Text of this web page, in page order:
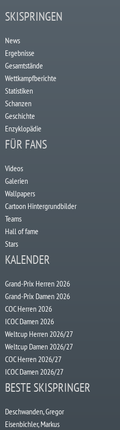
SKISPRINGEN
News
Ergebnisse
Gesamtstände
Wettkampfberichte
Statistiken
Schanzen
Geschichte
Enzyklopädie
FÜR FANS
Videos
Galerien
Wallpapers
Cartoon Hintergrundbilder
Teams
Hall of fame
Stars
KALENDER
Grand-Prix Herren 2026
Grand-Prix Damen 2026
COC Herren 2026
ICOC Damen 2026
Weltcup Herren 2026/27
Weltcup Damen 2026/27
COC Herren 2026/27
ICOC Damen 2026/27
BESTE SKISPRINGER
Deschwanden, Gregor
Eisenbichler, Markus